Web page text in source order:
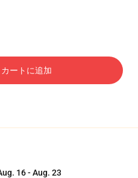
カートに追加
16 - Aug. 23